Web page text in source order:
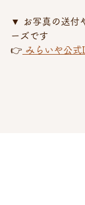
▼ お写真の送付
ーズです
👉 みらいや公式